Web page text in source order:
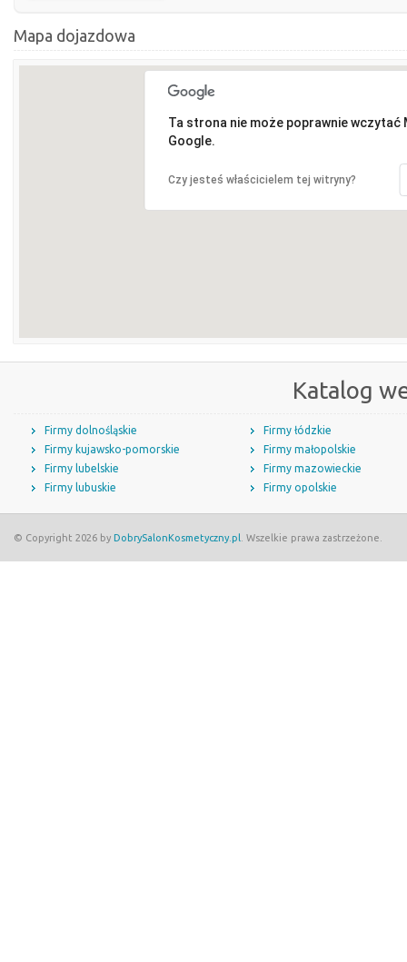
Mapa dojazdowa
Ta strona nie może poprawnie wczytać
Google.
Czy jesteś właścicielem tej witryny?
Katalog
Firmy dolnośląskie
Firmy kujawsko-pomorskie
Firmy lubelskie
Firmy lubuskie
Firmy łódzkie
Firmy małopolskie
Firmy mazowieckie
Firmy opolskie
© Copyright 2026 by DobrySalonKosmetyczny.pl . Wszelkie prawa zastrzeżone.